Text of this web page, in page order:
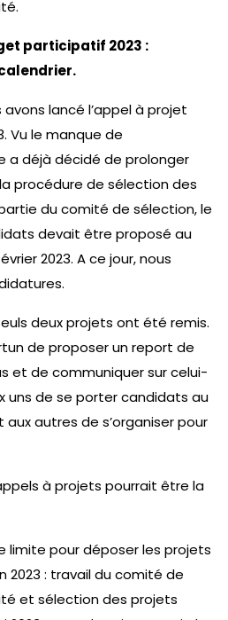
participatif 2023 :
avons lancé l’appel à projet
Vu le manque de
a déjà décidé de prolonger
la procédure de sélection des
du comité de sélection, le
devait être proposé au
2023. A ce jour, nous
deux projets ont été remis.
de proposer un report de
et de communiquer sur celui-
uns de se porter candidats au
autres de s’organiser pour
à projets pourrait être la
limite pour déposer les projets
2023 : travail du comité de
et sélection des projets